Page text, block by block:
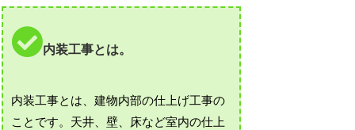
内装工事とは。
内装工事とは、建物内部の仕上げ工事の
ことです。天井、壁、床など室内の仕上